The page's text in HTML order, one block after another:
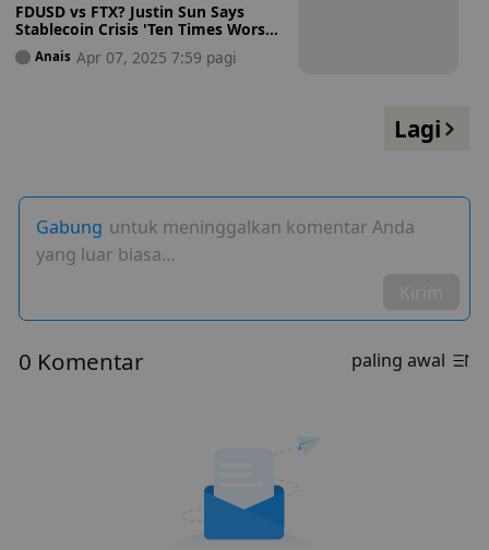
FDUSD vs FTX? Justin Sun Says
Stablecoin Crisis 'Ten Times Worse'
Than Bankman-Fried Scandal
Anais Apr 07, 2025 7:59 pagi
Lagi
Gabung untuk meninggalkan komentar Anda
yang luar biasa…
0 Komentar paling awal